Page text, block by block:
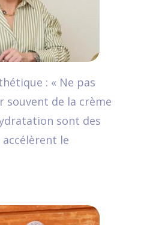
: « Ne pas
de la crème
sont des
le